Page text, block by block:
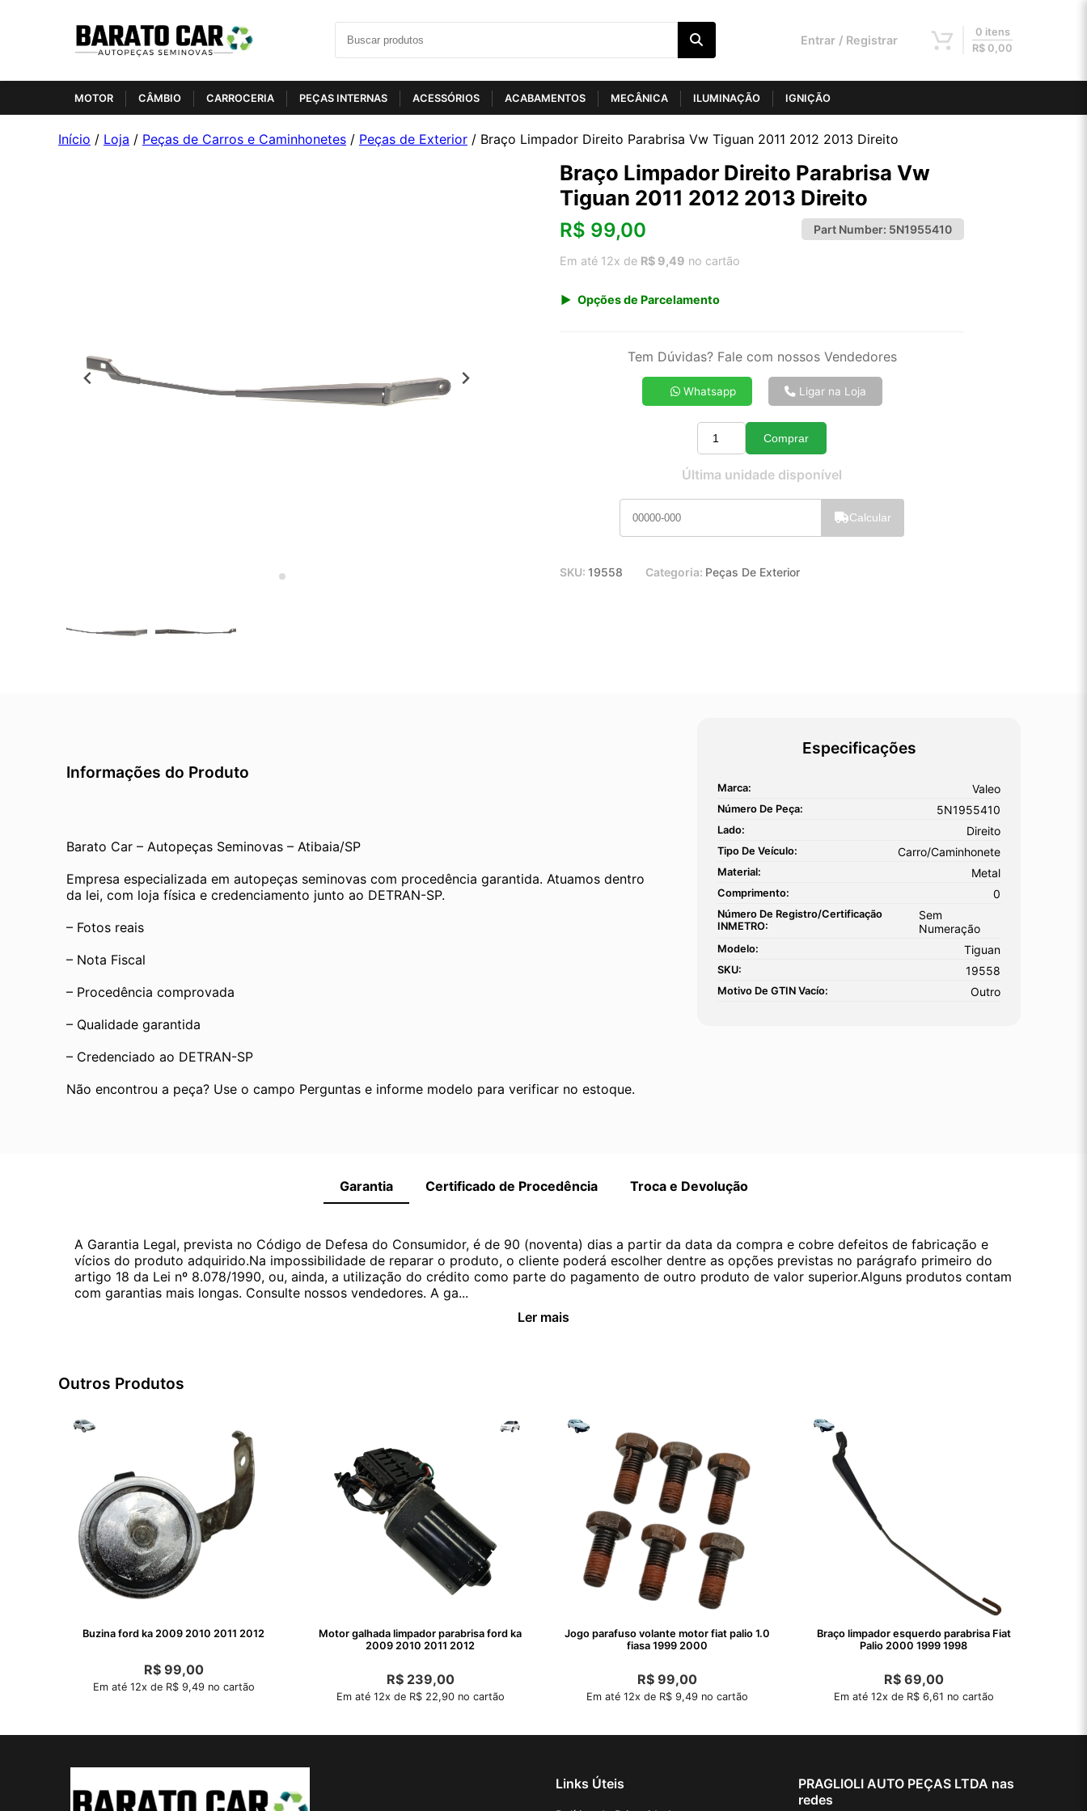
Entrar / Registrar
0 itens
R$ 0,00
MOTOR CÂMBIO CARROCERIA PEÇAS INTERNAS ACESSÓRIOS ACABAMENTOS MECÂNICA ILUMINAÇÃO IGNIÇÃO
Início / Loja / Peças de Carros e Caminhonetes / Peças de Exterior / Braço Limpador Direito Parabrisa Vw Tiguan 2011 2012 2013 Direito
Braço Limpador Direito Parabrisa Vw
Tiguan 2011 2012 2013 Direito
R$ 99,00 Part Number: 5N1955410
Em até 12x de R$ 9,49 no cartão
Opções de Parcelamento
8x de R$ 13,84
10x de R$ 11,22
12x de R$ 9,49
Tem Dúvidas? Fale com nossos Vendedores
Whatsapp Ligar na Loja
Quantidade
Comprar
Última unidade disponível
Calcular
SKU: 19558 Categoria: Peças De Exterior
Informações do Produto
Barato Car – Autopeças Seminovas – Atibaia/SP
Empresa especializada em autopeças seminovas com procedência garantida. Atuamos dentro
da lei, com loja física e credenciamento junto ao DETRAN-SP.
– Fotos reais
– Nota Fiscal
– Procedência comprovada
– Qualidade garantida
– Credenciado ao DETRAN-SP
Não encontrou a peça? Use o campo Perguntas e informe modelo para verificar no estoque.
Especificações
Marca: Valeo
Número De Peça: 5N1955410
Lado: Direito
Tipo De Veículo: Carro/Caminhonete
Material: Metal
Comprimento: 0
Número De Registro/certificação
INMETRO:
Sem
Numeração
Modelo: Tiguan
SKU: 19558
Motivo De GTIN Vacío: Outro
Garantia Certificado de Procedência Troca e Devolução
A Garantia Legal, prevista no Código de Defesa do Consumidor, é de 90 (noventa) dias a partir da data da compra e cobre defeitos de fabricação e
vícios do produto adquirido.Na impossibilidade de reparar o produto, o cliente poderá escolher dentre as opções previstas no parágrafo primeiro do
artigo 18 da Lei nº 8.078/1990, ou, ainda, a utilização do crédito como parte do pagamento de outro produto de valor superior.Alguns produtos contam
com garantias mais longas. Consulte nossos vendedores. A ga...
Ler mais
Outros Produtos
Buzina ford ka 2009 2010 2011 2012
R$99,00
Em até 12x de R$ 9,49 no cartão
Motor galhada limpador parabrisa ford ka
2009 2010 2011 2012
R$239,00
Em até 12x de R$ 22,90 no cartão
Jogo parafuso volante motor fiat palio 1.0
fiasa 1999 2000
R$99,00
Em até 12x de R$ 9,49 no cartão
Braço limpador esquerdo parabrisa Fiat
Palio 2000 1999 1998
R$69,00
Em até 12x de R$ 6,61 no cartão
Links Úteis
PRAGLIOLI AUTO PEÇAS LTDA nas
redes